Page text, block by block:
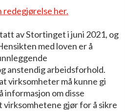
redegjørelse her.
av Stortinget i juni 2021, og
med loven er å
anstendig arbeidsforhold.
virksomheter må kunne gi
informasjon om disse
gjør for å sikre